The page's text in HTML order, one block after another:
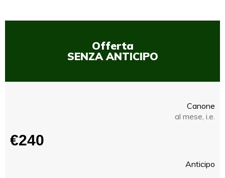
Offerta
SENZA ANTICIPO
Canone
al mese, i.e.
€240
Anticipo